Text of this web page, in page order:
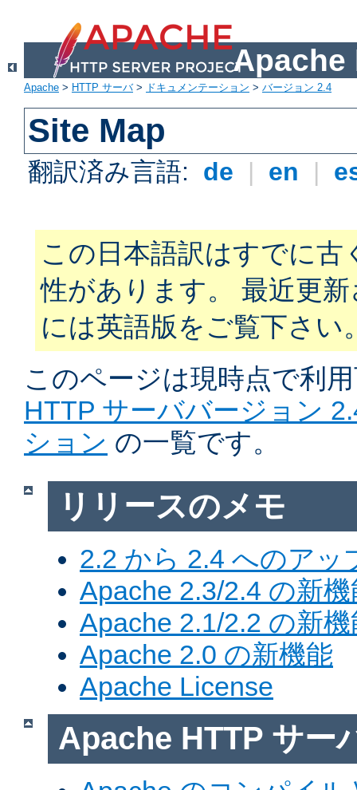
Apache
Apache > HTTP サーバ> ドキュメンテーション > バージョン 2.4
Site Map
翻訳済み言語: de | en |
この日本語訳はすでに古
性があります。 最近更
には英語版をご覧下さい
このページは現時点で利
HTTP サーババージョン
ション の一覧です。
リリースのメモ
2.2 から 2.4 へのアッ
Apache 2.3/2.4 の新機
Apache 2.1/2.2 の新機
Apache 2.0 の新機能
Apache License
Apache HTTP サー